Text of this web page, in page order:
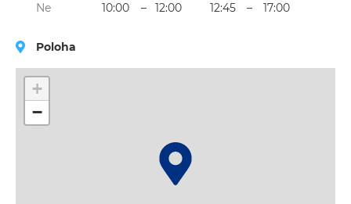
Ne
10:00 – 12:00 12:45 – 17:00
Poloha
+
−